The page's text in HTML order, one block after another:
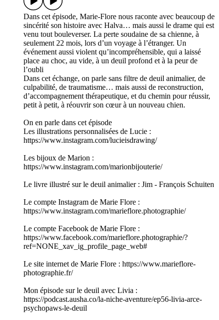
Dans cet épisode, Marie-Flore nous raconte avec beaucoup de
sincérité son histoire avec Halva… mais aussi le drame qui est
venu tout bouleverser. La perte soudaine de sa chienne, à
seulement 22 mois, lors d’un voyage à l’étranger. Un
événement aussi violent qu’incompréhensible, qui a laissé
place au choc, au vide, à un deuil profond et à la peur de
l’oubli
Dans cet échange, on parle sans filtre de deuil animalier, de
culpabilité, de traumatisme… mais aussi de reconstruction,
d’accompagnement thérapeutique, et du chemin pour réussir,
petit à petit, à réouvrir son cœur à un nouveau chien.
On en parle dans cet épisode
Les illustrations personnalisées de Lucie :
https://www.instagram.com/lucieisdrawing/
Les bijoux de Marion :
https://www.instagram.com/marionbijouterie/
Le livre illustré sur le deuil animalier : Jim - François Schuiten
Le compte Instagram de Marie Flore :
https://www.instagram.com/marieflore.photographie/
Le compte Facebook de Marie Flore :
https://www.facebook.com/marieflore.photographie/?
ref=NONE_xav_ig_profile_page_web#
Le site internet de Marie Flore : https://www.marieflore-
photographie.fr/
Mon épisode sur le deuil avec Livia :
https://podcast.ausha.co/la-niche-aventure/ep56-livia-arce-
psychopaws-le-deuil